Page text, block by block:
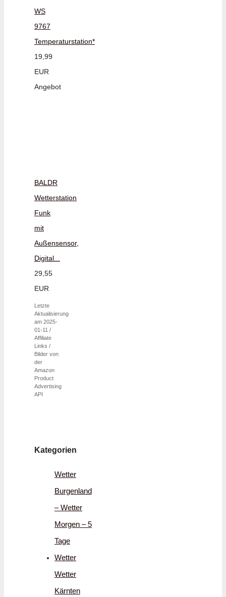
WS
9767
Temperaturstation*
19,99
EUR
Angebot
BALDR
Wetterstation
Funk
mit
Außensensor,
Digital...
29,55
EUR
Letzte
Aktualisierung
am 2025-
01-11 /
Affiliate
Links /
Bilder von
der
Amazon
Product
Advertising
API
Kategorien
Wetter
Burgenland
– Wetter
Morgen – 5
Tage
Wetter
Wetter
Kärnten